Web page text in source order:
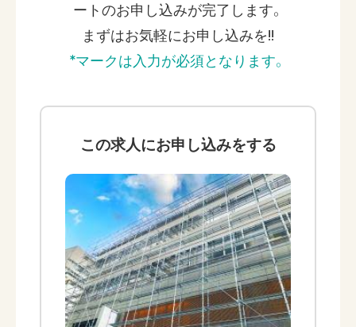
ートのお申し込みが完了します。
まずはお気軽にお申し込みを!!
*マークは入力が必須となります。
この求人にお申し込みをする